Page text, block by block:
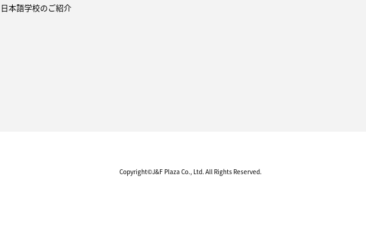
日本語学校のご紹介
Copyright©J&F Plaza Co., Ltd. All Rights Reserved.